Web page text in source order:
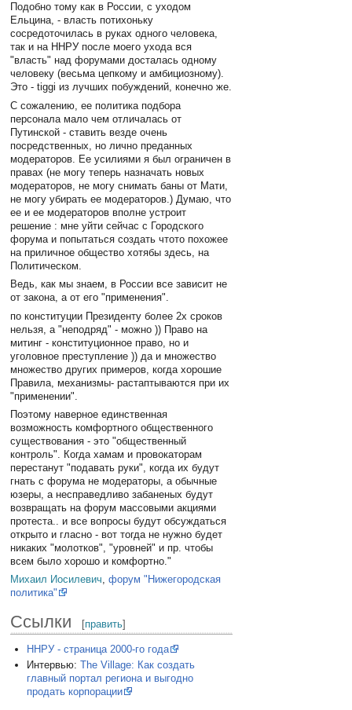
Подобно тому как в России, с уходом
Ельцина, - власть потихоньку
сосредоточилась в руках одного человека,
так и на ННРУ после моего ухода вся
"власть" над форумами досталась одному
человеку (весьма цепкому и амбициозному).
Это - tiggi из лучших побуждений, конечно же.
С сожалению, ее политика подбора
персонала мало чем отличалась от
Путинской - ставить везде очень
посредственных, но лично преданных
модераторов. Ее усилиями я был ограничен в
правах (не могу теперь назначать новых
модераторов, не могу снимать баны от Мати,
не могу убирать ее модераторов.) Думаю, что
ее и ее модераторов вполне устроит
решение : мне уйти сейчас с Городского
форума и попытаться создать чтото похожее
на приличное общество хотябы здесь, на
Политическом.
Ведь, как мы знаем, в России все зависит не
от закона, а от его "применения".
по конституции Президенту более 2х сроков
нельзя, а "неподряд" - можно )) Право на
митинг - конституционное право, но и
уголовное преступление )) да и множество
множество других примеров, когда хорошие
Правила, механизмы- растаптываются при их
"применении".
Поэтому наверное единственная
возможность комфортного общественного
существования - это "общественный
контроль". Когда хамам и провокаторам
перестанут "подавать руки", когда их будут
гнать с форума не модераторы, а обычные
юзеры, а несправедливо забаненых будут
возвращать на форум массовыми акциями
протеста.. и все вопросы будут обсуждаться
открыто и гласно - вот тогда не нужно будет
никаких "молотков", "уровней" и пр. чтобы
всем было хорошо и комфортно."
Михаил Иосилевич,форум "Нижегородская
политика"
Ссылки [править]
ННРУ - страница 2000-го года
Интервью: The Village: Как создать
главный портал региона и выгодно
продать корпорации